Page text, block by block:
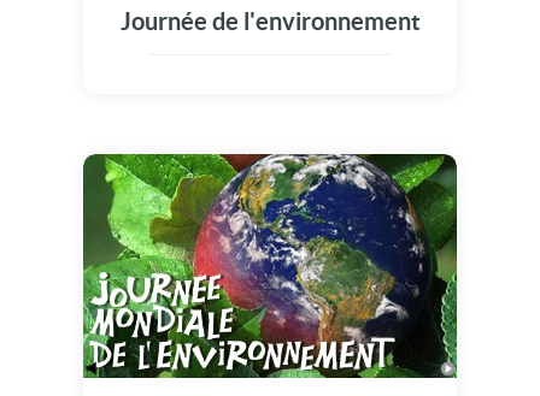
Journée de l'environnement